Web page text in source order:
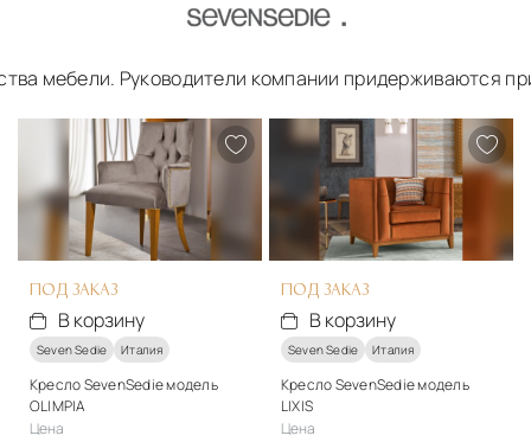
мебели. Руководители компании
ПОД ЗАКАЗ
В корзину
Seven Sedie Италия
Кресло SevenSedie модель
OLIMPIA
Цена
ПОД ЗАКАЗ
В корзину
Seven Sedie Италия
Кресло SevenSedie модель
LIXIS
Цена